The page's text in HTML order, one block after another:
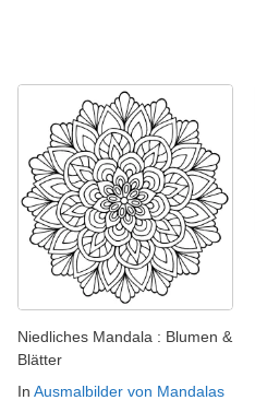
Niedliches Mandala : Blumen &
Blätter
In Ausmalbilder von Mandalas